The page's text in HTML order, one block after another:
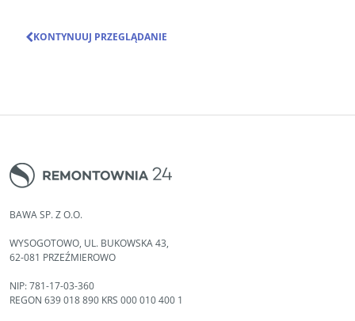
KONTYNUUJ PRZEGLĄDANIE
BAWA SP. Z O.O.
WYSOGOTOWO, UL. BUKOWSKA 43,
62-081 PRZEŹMIEROWO
NIP: 781-17-03-360
REGON 639 018 890 KRS 000 010 400 1